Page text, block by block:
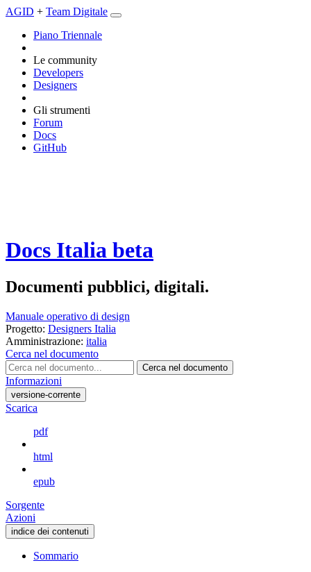
AGID + Team Digitale
Piano Triennale
Le community
Developers
Designers
Gli strumenti
Forum
Docs
GitHub
Docs Italia beta
Documenti pubblici, digitali.
Manuale operativo di design
Progetto: Designers Italia
Amministrazione: italia
Cerca nel documento
Cerca nel documento
Informazioni
versione-corrente
Scarica
pdf
html
epub
Sorgente
Azioni
indice dei contenuti
Sommario